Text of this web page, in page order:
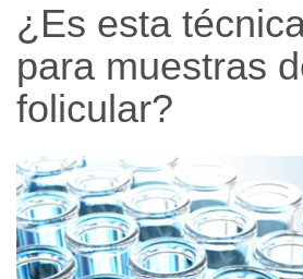
¿Es esta
para muestras
folicular?